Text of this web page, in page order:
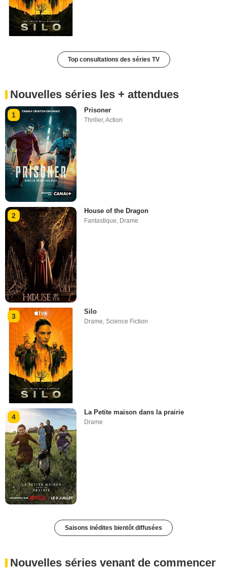
Top consultations des séries TV
Nouvelles séries les + attendues
1
Prisoner
Thriller,Action
2
House of the Dragon
Fantastique, Drame
3
Silo
Drame,Science Fiction
4
La Petite maison dans la prairie
Drame
Saisons inédites bientôt diffusées
Nouvelles séries venant de commencer